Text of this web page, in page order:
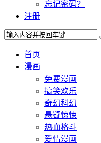
忘记密码？
注册
首页
漫画
免费漫画
搞笑欢乐
奇幻科幻
悬疑惊悚
热血格斗
爱情漫画